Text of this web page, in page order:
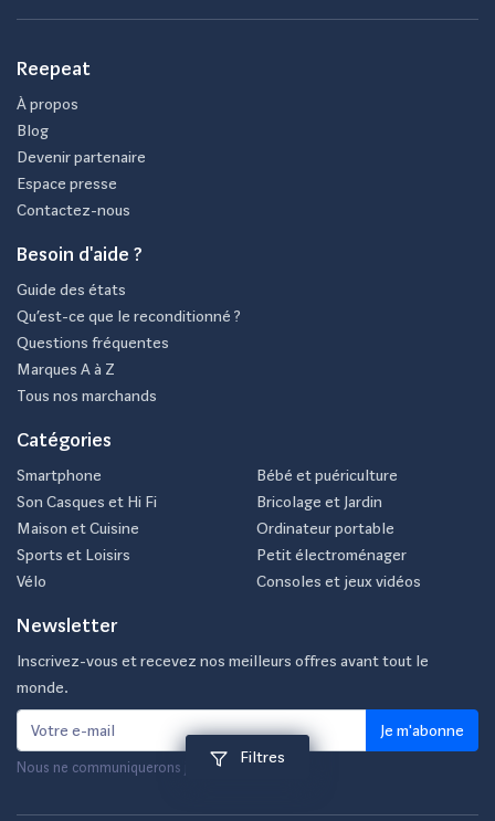
Filtres
Reepeat
À propos
Blog
Devenir partenaire
Espace presse
Contactez-nous
Besoin d'aide ?
Guide des états
Qu’est-ce que le reconditionné ?
Questions fréquentes
Marques A à Z
Tous nos marchands
Catégories
Smartphone
Son Casques et Hi Fi
Maison et Cuisine
Sports et Loisirs
Vélo
Bébé et puériculture
Bricolage et Jardin
Ordinateur portable
Petit électroménager
Consoles et jeux vidéos
Newsletter
Inscrivez-vous et recevez nos meilleurs offres avant tout le
monde.
Je m'abonne
Nous ne communiquerons jamais votre e-mail.